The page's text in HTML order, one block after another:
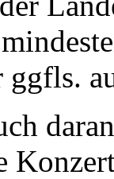
ggfls.